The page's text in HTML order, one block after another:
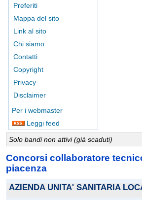
Preferiti
Mappa del sito
Link al sito
Chi siamo
Contatti
Copyright
Privacy
Disclaimer
Per i webmaster
Leggi feed
Solo bandi non attivi (già scaduti)
Concorsi collaboratore
piacenza
AZIENDA UNITA' SANITARIA